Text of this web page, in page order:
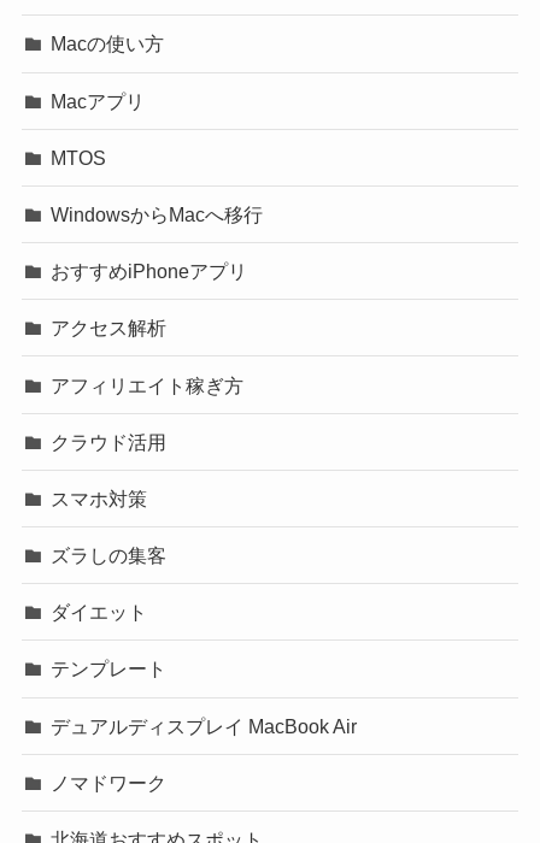
Macの使い方
Macアプリ
MTOS
WindowsからMacへ移行
おすすめiPhoneアプリ
アクセス解析
アフィリエイト稼ぎ方
クラウド活用
スマホ対策
ズラしの集客
ダイエット
テンプレート
デュアルディスプレイ MacBook Air
ノマドワーク